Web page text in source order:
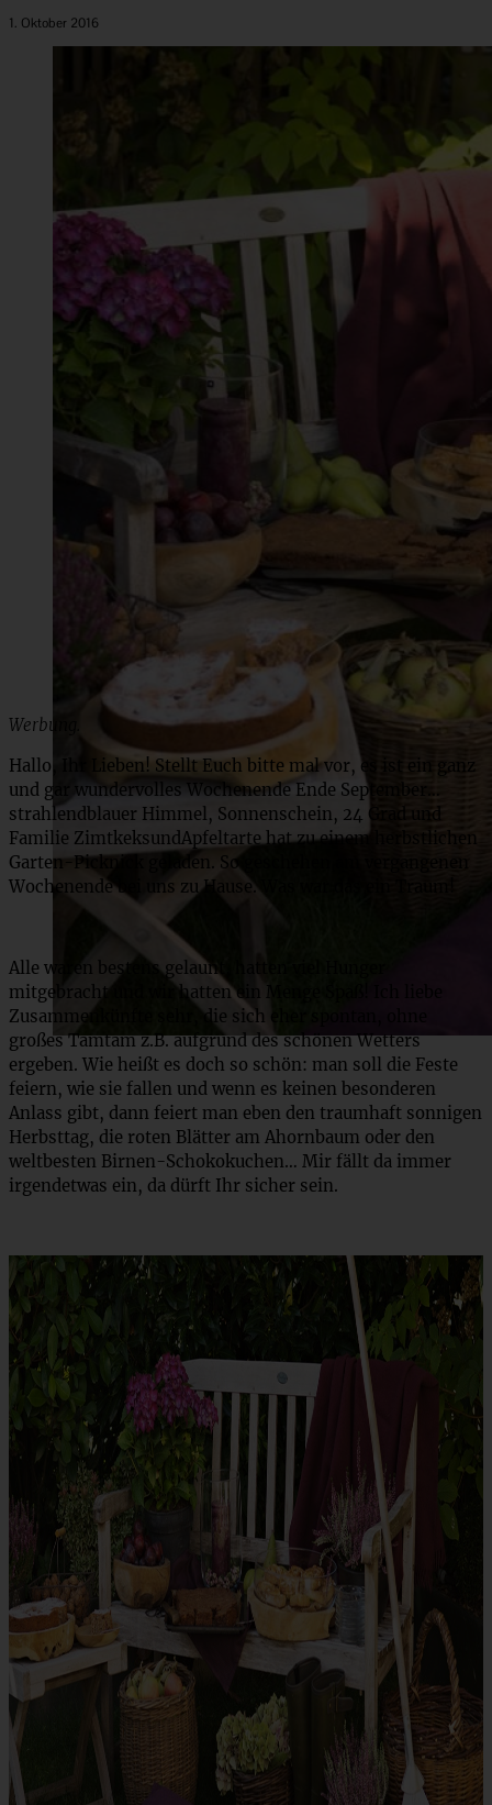
1. Oktober 2016
Werbung.
Hallo, Ihr Lieben! Stellt Euch bitte mal vor, es ist ein ganz
und gar wundervolles Wochenende Ende September…
strahlendblauer Himmel, Sonnenschein, 24 Grad und
Familie ZimtkeksundApfeltarte hat zu einem herbstlichen
Garten-Picknick geladen. So geschehen am vergangenen
Wochenende bei uns zu Hause. Was war das ein Traum!
Alle waren bestens gelaunt, hatten viel Hunger
mitgebracht und wir hatten ein Menge Spaß! Ich liebe
Zusammenkünfte sehr, die sich eher spontan, ohne
großes Tamtam z.B. aufgrund des schönen Wetters
ergeben. Wie heißt es doch so schön: man soll die Feste
feiern, wie sie fallen und wenn es keinen besonderen
Anlass gibt, dann feiert man eben den traumhaft sonnigen
Herbsttag, die roten Blätter am Ahornbaum oder den
weltbesten Birnen-Schokokuchen… Mir fällt da immer
irgendetwas ein, da dürft Ihr sicher sein.